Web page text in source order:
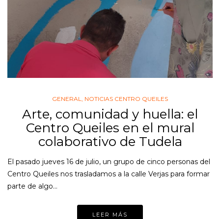
GENERAL, NOTICIAS CENTRO QUEILES
Arte, comunidad y huella: el
Centro Queiles en el mural
colaborativo de Tudela
El pasado jueves 16 de julio, un grupo de cinco personas del
Centro Queiles nos trasladamos a la calle Verjas para formar
parte de algo…
LEER MÁS